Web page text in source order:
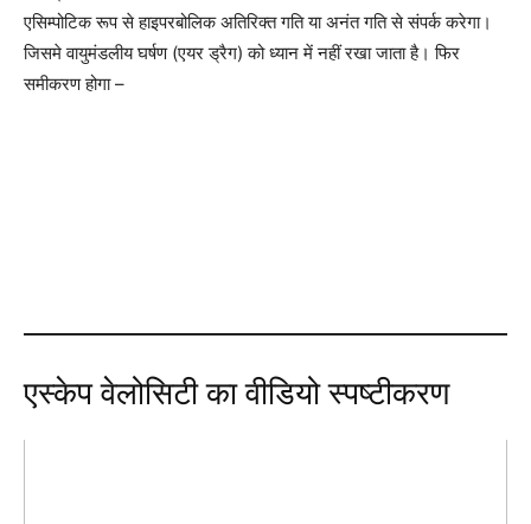
एसिम्पोटिक रूप से हाइपरबोलिक अतिरिक्त गति या अनंत गति से संपर्क करेगा।
जिसमे वायुमंडलीय घर्षण (एयर ड्रैग) को ध्यान में नहीं रखा जाता है। फिर
समीकरण होगा –
एस्केप वेलोसिटी का वीडियो स्पष्टीकरण